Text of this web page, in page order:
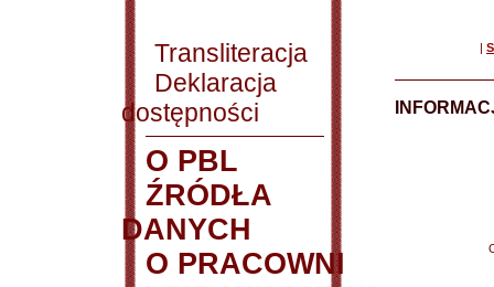
Transliteracja
Deklaracja
dostępności
O PBL
ŹRÓDŁA
DANYCH
O PRACOWNI
|